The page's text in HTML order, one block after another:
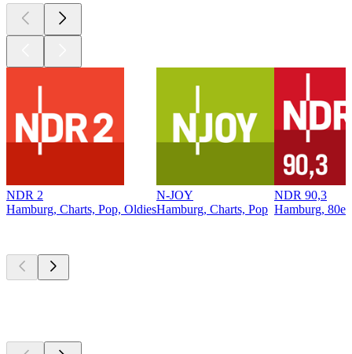
NDR 2
Hamburg, Charts, Pop, Oldies
N-JOY
Hamburg, Charts, Pop
NDR 90,3
Hamburg,